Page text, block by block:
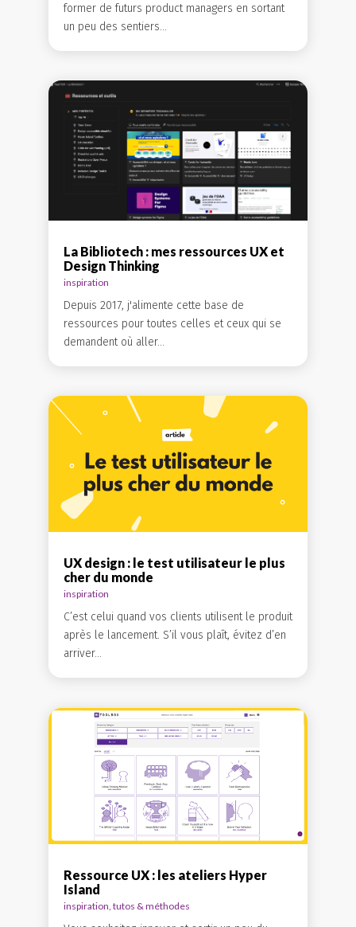
former de futurs product managers en sortant
un peu des sentiers...
La Bibliotech : mes ressources UX et
Design Thinking
inspiration
Depuis 2017, j'alimente cette base de
ressources pour toutes celles et ceux qui se
demandent où aller...
UX design : le test utilisateur le plus
cher du monde
inspiration
C’est celui quand vos clients utilisent le produit
après le lancement. S’il vous plaît, évitez d’en
arriver...
Ressource UX : les ateliers Hyper
Island
inspiration tutos & méthodes